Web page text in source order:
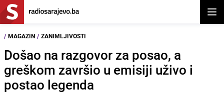
/ MAGAZIN / ZANIMLJIVOSTI
Došao na razgovor za posao, a
greškom završio u emisiji uživo i
postao legenda